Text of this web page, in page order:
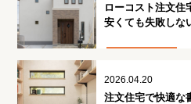
ローコスト注文住
安くても失敗しな
2026.04.20
注文住宅で快適な